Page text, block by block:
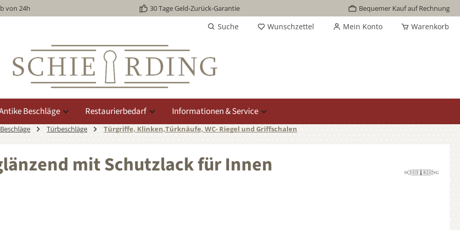
von 24h 30 Tage Geld-Zurück-Garantie Bequemer Kauf auf Rechnung
Suche Wunschzettel Mein Konto Warenkorb
Beschläge Restaurierbedarf Informationen & Service
Türbeschläge Türgriffe, Klinken,Türknäufe, WC- Riegel und Griffschalen
mit Schutzlack für Innen